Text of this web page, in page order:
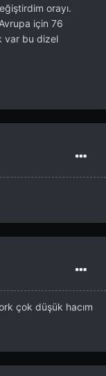
orayı.
için 76
var bu dizel
çok düşük hacım